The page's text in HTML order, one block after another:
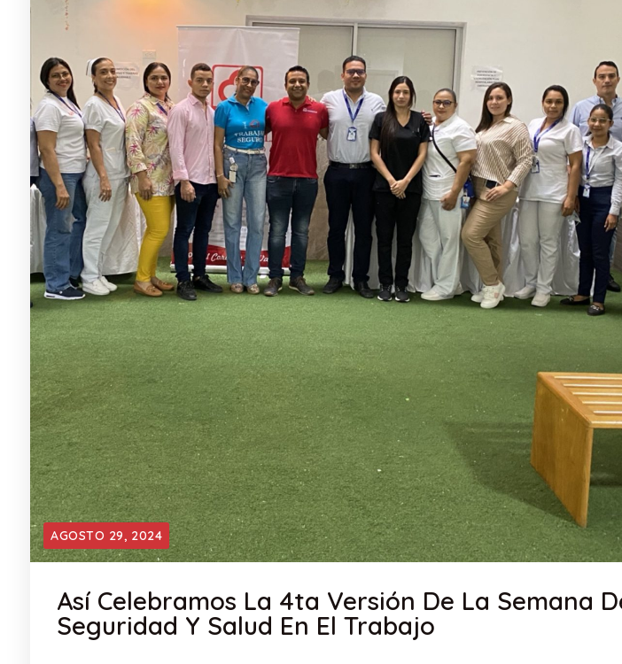
AGOSTO 29, 2024
Así Celebramos La 4ta Versión De La Semana
Seguridad Y Salud En El Trabajo